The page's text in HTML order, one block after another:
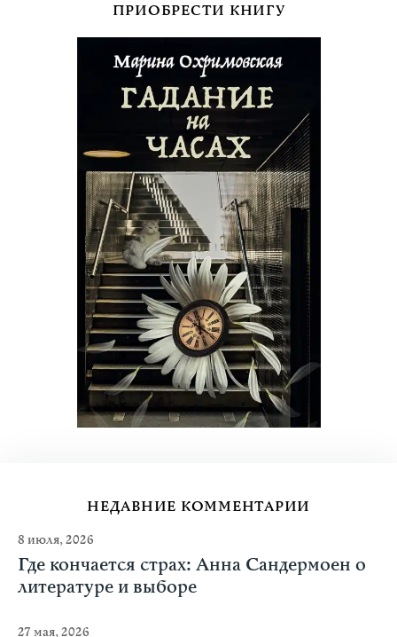
ПРИОБРЕСТИ КНИГУ
НЕДАВНИЕ КОММЕНТАРИИ
8 июля, 2026
Где кончается страх: Анна Сандермоен о
литературе и выборе
27 мая, 2026